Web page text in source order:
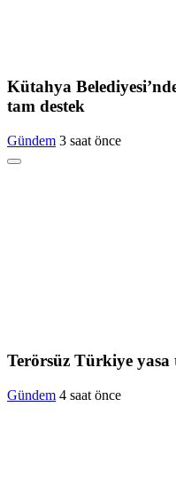
Kütahya
tam destek
Gündem 3 saat önce
Terörsüz Türkiye
Gündem 4 saat önce